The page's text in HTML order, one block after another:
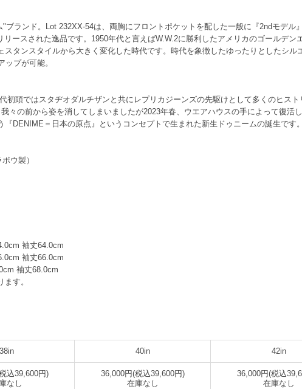
ランド。Lot 232XX-54は、両胸にフロントポケットを配した一般に『2ndモデル
ースされた逸品です。1950年代と言えばW.W.2に勝利したアメリカのゴールデン
タンスタイルから大きく変化した時代です。時代を象徴したゆったりとしたシル
プが可能。
初頭ではスタヂオダルチザンと共にレプリカジーンズの先駆けとして多くのヒスト
々の前から姿を消してしまいましたが2023年春、ウエアハウスの手によって復活
DENIME＝日本の原点』というコンセプトで生まれた新生ドゥニームの誕生です。
ウ製）
袖丈64.0cm
袖丈66.0cm
袖丈68.0cm
す。
38in 40in 42in
込39,600円)
なし
36,000円(税込39,600円)
在庫なし
36,000円(税込
在庫なし